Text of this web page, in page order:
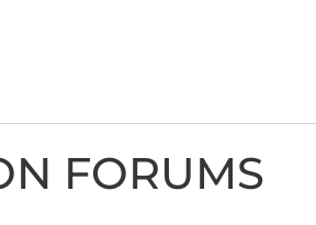
FORUMS